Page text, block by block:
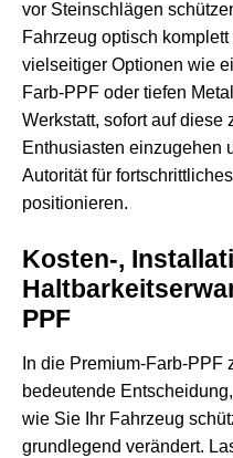
vor Steinschlägen
Fahrzeug optisch
vielseitiger Optionen wie
Farb-PPF oder tiefen
Werkstatt, sofort auf diese
Enthusiasten einzugehen
Autorität für
positionieren.
Kosten-,
PPF
In die Premium-Farb-PPF
bedeutende
wie Sie Ihr Fahrzeug
grundlegend verändert.